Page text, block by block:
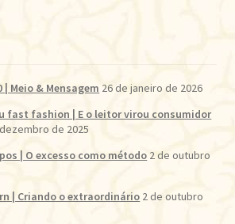
| Meio & Mensagem 26 de janeiro de 2026
fast fashion | E o leitor virou consumidor
de 2025
| O excesso como método 2 de outubro
| Criando o extraordinário 2 de outubro